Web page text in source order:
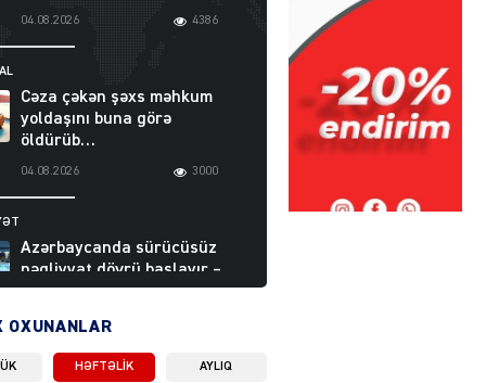
04.08.2026 4386
Cəza çəkən şəxs məhkum
yoldaşını buna görə
öldürüb…
04.08.2026 3000
Azərbaycanda sürücüsüz
nəqliyyat dövrü başlayır –
BELƏ işləyəcək
04.08.2026
OXUNANLAR
HƏFTƏLIK AYLIQ